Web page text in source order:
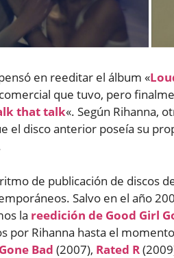
en reeditar el álbum «
que tuvo, pero
that talk«. Según Rihanna,
el disco anterior poseía su
de publicación de discos
Salvo en el año
la reedición de Good Girl
por Rihanna hasta el
Bad (2007), Rated R